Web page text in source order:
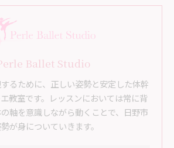
Ballet Studio
るために、正しい姿勢と安定した体幹
教室です。レッスンにおいては常に背
軸を意識しながら動くことで、日野市
が身についていきます。